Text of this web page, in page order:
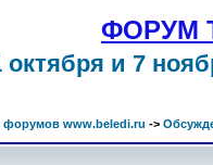
ФОРУМ
и 7
форумов www.beledi.ru ->